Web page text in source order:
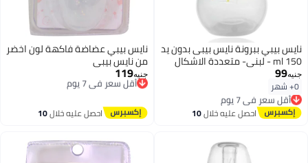
نايس بيبي ببرونة نايس بيبى بدون يد
150 ml - لبنى- متعددة الاشكال
جنيه99
0+ شهر أقل سعر في 7 يوم
توصيل مجاني
أقل سعر في 7 يوماحصل عليه خلال10
نايس بيبي عضاضة فاكهة لون اخضر
من نايس بيبى
جنيه119
أقل سعر في 7 يوم
توصيل مجاني
أقل سعر في 7 يوم
احصل عليه خلال10